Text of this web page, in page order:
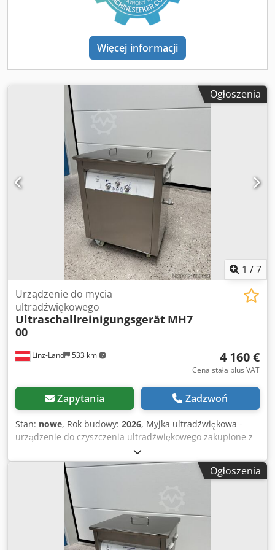
przełączane) z funkcją lift-out (podnoszenia) 4. Suszarka z
gorącym powietrzem Stacja rozładunku - Wanna 1 (mycie
ultradźwiękowe) wyposażona jest również w przelew oraz
duży, oddzielny separator oleju. - Automatyczna pokrywa
wanny 1 Dcsdoy H Uzvepfx Afnek - Filtracja medium we
wszystkich wannach (filtry świecowe) - Całość instalacji
zabudowana, z odciągiem - Sterowanie: Siemens S7-1500 z
panelem dotykowym HMI 12" - Dokumentacja dostępna w
języku niemieckim Moc przyłączeniowa: 59 kW Na życzenie
instalacja może zostać zdemontowana i zamontowana w
nowym miejscu przez naszych wykwalifikowanych
monterów za dodatkową opłatą. System uzdatniania wody
dla zbiornika 4 (płukanie finalne) może zostać dostarczony
za dodatkową opłatą. Możliwość wykonania próbnego
czyszczenia – urządzenie podłączone do zasilania.
Więcej informacji
Ogłoszenia
1 /7
Linz-Land 533 km
Urządzenie do mycia
ultradźwiękowego
Ultraschallreinigungsgerät MH7
00
4 160 €
Cena stała plus VAT
Zapytania Zadzwoń
Stan: nowe, Rok budowy: 2026, Myjka ultradźwiękowa -
urządzenie do czyszczenia ultradźwiękowego zakupione z
masy upadłościowej - nowe, nieużywane! Producent: Derui
Ultrasonic Urządzenie wykonane w całości ze stali
nierdzewnej - Ultradźwięki dolne, multi-częstotliwość:
25/45 kHz przełączane, moc (efektywna/szczytowa):
1.600/3.200 W - Grzałka regulowana do 80°C; moc: 2.500 W
- Wymiary kosza: dł. x szer. x wys. 530 x 400 x 300 mm -
Wymiary zbiornika: dł. x szer. x wys. 550 x 420 x 320 mm -
Wymiary zewnętrzne: dł. x szer. x wys. 650 x 560 x 830 mm
Ogłoszenia